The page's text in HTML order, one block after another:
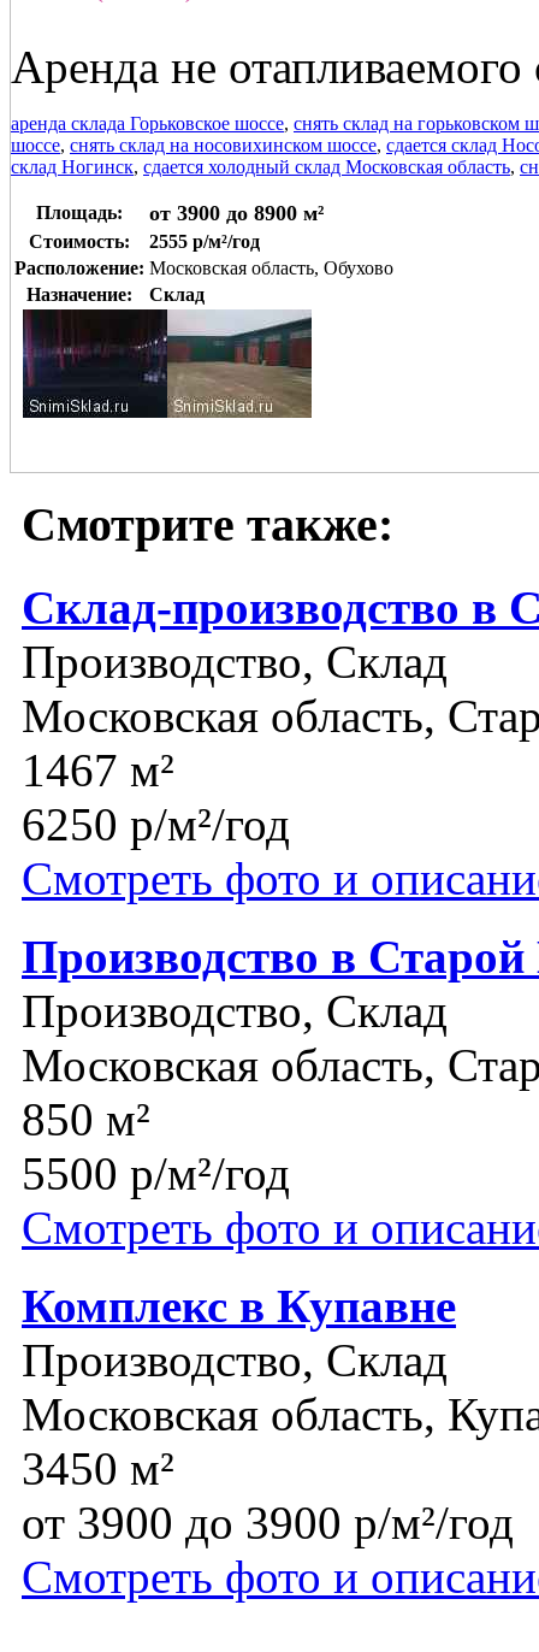
Аренда не
аренда склада Горьковское шоссе, снять склад на горьковском
шоссе, снять склад на носовихинском шоссе, сдается склад
склад Ногинск, сдается холодный склад Московская область,
Площадь: от 3900 до 8900 м²
Стоимость:
2555 р/м²/год
Расположение: Московская область, Обухово
Назначение:
Склад
Смотрите также:
Склад-производство в
Производство, Склад
Московская область,
1467 м²
6250 р/м²/год
Смотреть фото и
Производство в
Производство, Склад
Московская область,
850 м²
5500 р/м²/год
Смотреть фото и
Комплекс в Купавне
Производство, Склад
Московская область,
3450 м²
от 3900 до 3900 р/м²/год
Смотреть фото и